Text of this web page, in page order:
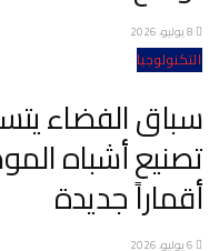
التكنولوجيا
سباق الفضاء
تصنيع أشباه
أقماراً جديدة